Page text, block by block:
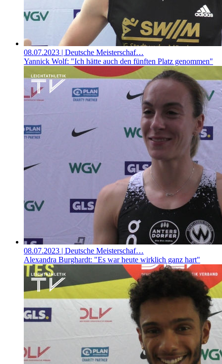
08.07.2023 | Deutsche Meisterschaf…
Yannick Wolf: "Ich hätte auch den fünften Platz genommen"
08.07.2023 | Deutsche Meisterschaf…
Alexandra Burghardt: "Es war heute wirklich ganz hart"